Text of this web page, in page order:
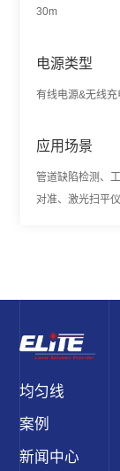
30m
电源类型
有线电源&无线充
应用场景
管道缺陷检测、
对准、激光扫平
均匀线
案例
新闻中心